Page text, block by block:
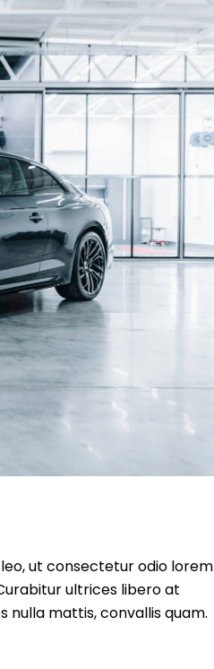
ut consectetur odio lorem
ultrices libero at
nulla mattis, convallis quam.